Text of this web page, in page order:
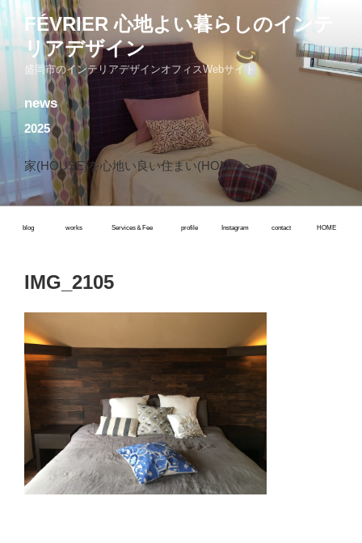
コ
ン
テ
プ
FÉVRIER 心地よい暮らしのインテ
リアデザイン
盛岡市のインテリアデザインオフィスWebサイト
news
2025
家(HOUSE)を心地い良い住まい(HOME)へ
blog works Services＆Fee profile Instagram contact HOME
IMG_2105